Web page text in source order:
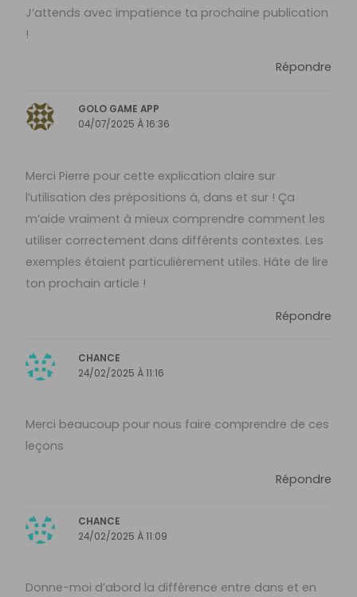
J’attends avec impatience ta prochaine publication
!
Répondre
GOLO GAME APP
04/07/2025 À 16:36
Merci Pierre pour cette explication claire sur
l’utilisation des prépositions à, dans et sur ! Ça
m’aide vraiment à mieux comprendre comment les
utiliser correctement dans différents contextes. Les
exemples étaient particulièrement utiles. Hâte de lire
ton prochain article !
Répondre
CHANCE
24/02/2025 À 11:16
Merci beaucoup pour nous faire comprendre de ces
leçons
Répondre
CHANCE
24/02/2025 À 11:09
Donne-moi d’abord la différence entre dans et en